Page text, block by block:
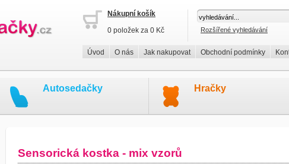
Nákupní košík
0 položek za 0 Kč
Rozšířené vyhledávání
Úvod O nás Jak nakupovat Obchodní podmínky
Autosedačky Hračky
Sensorická kostka - mix vzorů